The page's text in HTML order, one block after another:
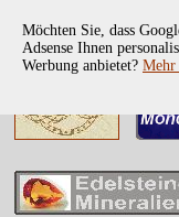
Möchten Sie, dass
Adsense Ihnen
Werbung anbietet? Mehr